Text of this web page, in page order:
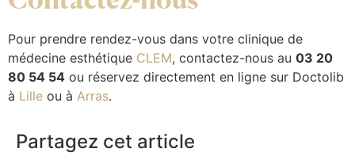
Pour prendre rendez-vous dans votre clinique de
médecine esthétique CLEM, contactez-nous au 03 20
80 54 54 ou réservez directement en ligne sur Doctolib
à Lille ou à Arras.
Partagez cet article